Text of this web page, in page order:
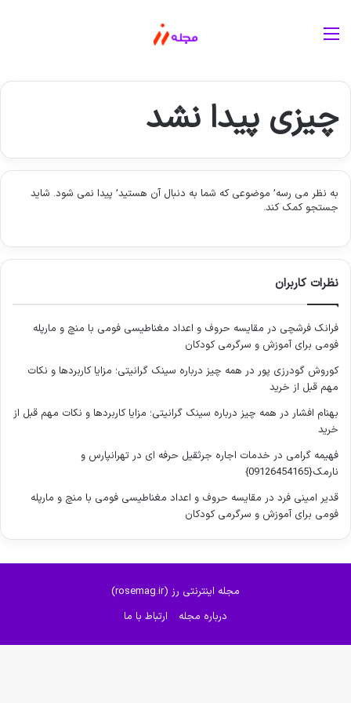
چیزی پیدا نشد
به نظر می رسه’ موضوعی که شما به دنبال آن هستید’ پیدا نمی شود. شاید
جستجو کمک کند.
نظرات کاربران
فرانک فرشچی در مقایسه حروف و اعداد مغناطیسی فومی با منچ و مارپله
فومی برای آموزش و سرگرمی کودکان
کوروش گودرزی پور در همه چیز درباره سینک گرانیتی؛ مزایا کاربردها و نکات
مهم قبل از خرید
بهنام افشار در همه چیز درباره سینک گرانیتی؛ مزایا کاربردها و نکات مهم قبل از
خرید
فهیمه گرامی در خدمات اجاره جرثقیل حرفه ای در تهرانپارس و
نارمک{09126454165}
قدیر امینی فرد در مقایسه حروف و اعداد مغناطیسی فومی با منچ و مارپله
فومی برای آموزش و سرگرمی کودکان
مجله اینترنتی رز (rosemag.ir)
درباره مجله
ارتباط با ما